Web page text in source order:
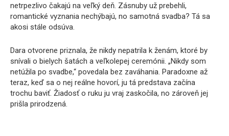
netrpezlivo čakajú na veľký deň. Zásnuby už prebehli,
romantické vyznania nechýbajú, no samotná svadba? Tá sa
akosi stále odsúva.
Dara otvorene priznala, že nikdy nepatrila k ženám, ktoré by
snívali o bielych šatách a veľkolepej ceremónii. „Nikdy som
netúžila po svadbe,“ povedala bez zaváhania. Paradoxne až
teraz, keď sa o nej reálne hovorí, ju tá predstava začína
trochu baviť. Žiadosť o ruku ju vraj zaskočila, no zároveň jej
prišla prirodzená.